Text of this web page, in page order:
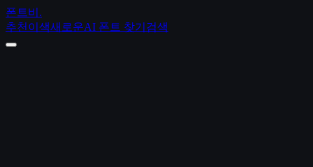
폰트비 .
추천 이색새로운AI 폰트 찾기 검색